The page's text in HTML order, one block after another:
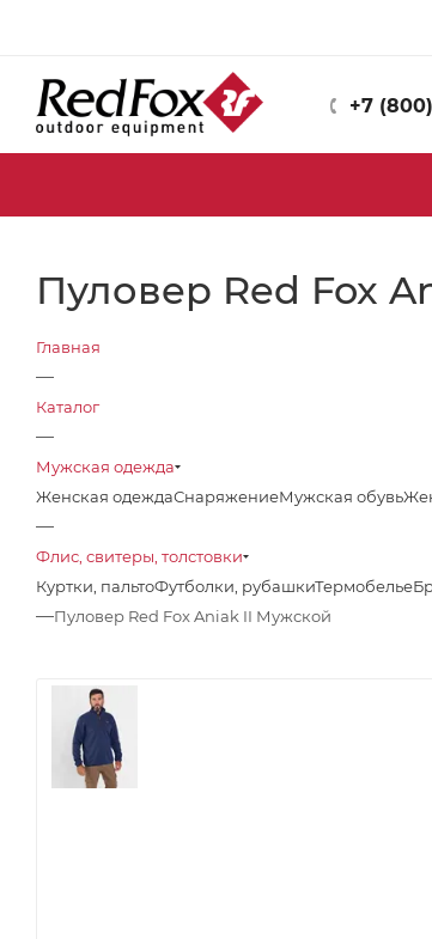
+7
Пуловер Red Fox
Главная
—
Каталог
—
Мужская одежда
Женская одеждаСнаряжениеМужская обувь
—
Флис, свитеры, толстовки
Куртки, пальтоФутболки, рубашкиТермобелье
—Пуловер Red Fox Aniak II Мужской